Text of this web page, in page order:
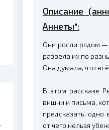
Описание
Аннеты":
Они росли рядом —
развела их по
Она думала, что
В этом рассказе
вишни и письма,
предсказать:
от чего нельзя